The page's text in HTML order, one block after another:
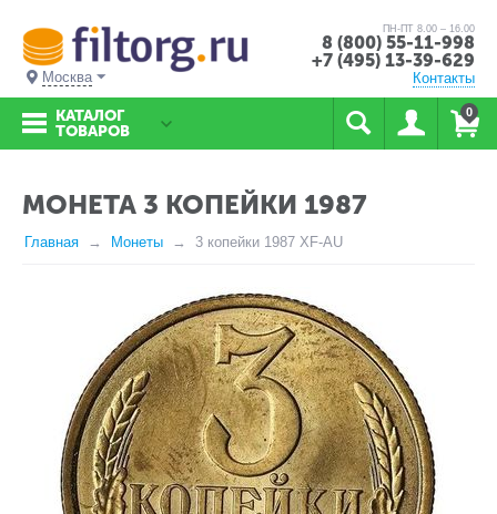
Москва
ПН-ПТ 8.00 – 16.00
8 (800) 55-11-998
+7 (495) 13-39-629
Контакты
0
КАТАЛОГ
ТОВАРОВ
МОНЕТА 3 КОПЕЙКИ 1987
Главная Монеты 3 копейки 1987 XF-AU